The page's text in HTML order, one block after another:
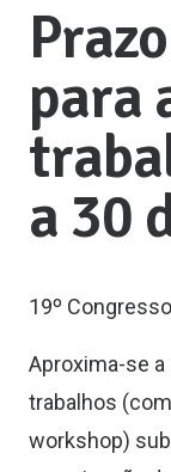
para
a 30
19º
Aproxima-se
trabalhos
workshop)